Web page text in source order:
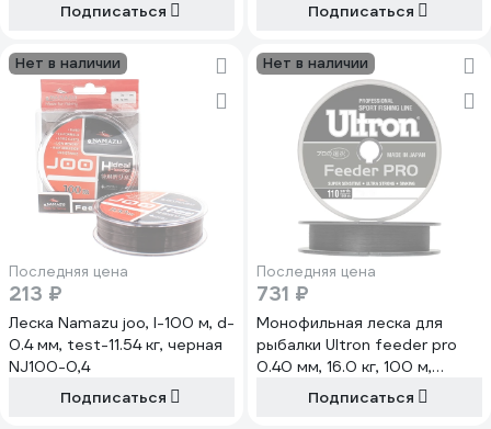
Подписаться Подписаться
Нет в наличии
Последняя цена
213 ₽
Леска Namazu joo, l-100 м, d-
0.4 мм, test-11.54 кг, черная
NJ100-0,4
Подписаться
Нет в наличии
Последняя цена
731 ₽
Монофильная леска для
рыбалки Ultron feeder pro
0.40 мм, 16.0 кг, 100 м,
черная pkn07779
Подписаться